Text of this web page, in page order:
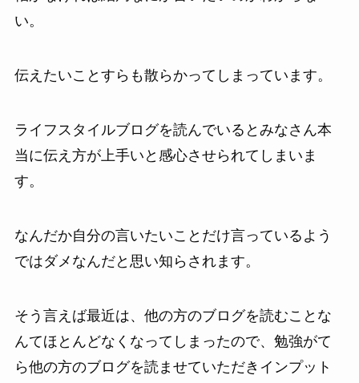
い。
伝えたいことすらも散らかってしまっています。
ライフスタイルブログを読んでいるとみなさん本
当に伝え方が上手いと感心させられてしまいま
す。
なんだか自分の言いたいことだけ言っているよう
ではダメなんだと思い知らされます。
そう言えば最近は、他の方のブログを読むことな
んてほとんどなくなってしまったので、勉強がて
ら他の方のブログを読ませていただきインプット